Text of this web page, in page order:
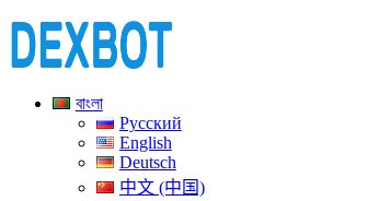
বাংলা
Русский
English
Deutsch
中文 (中国)